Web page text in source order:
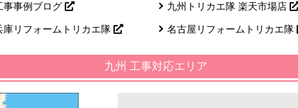
事事例ブログ 九州トリカエ隊 楽天市場店
庫リフォームトリカエ隊 名古屋リフォームトリカエ隊
九州 工事対応エリア